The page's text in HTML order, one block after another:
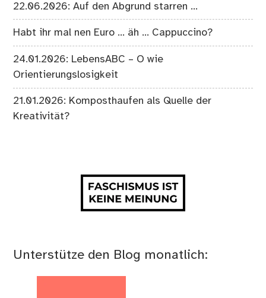
22.06.2026: Auf den Abgrund starren …
Habt ihr mal nen Euro … äh … Cappuccino?
24.01.2026: LebensABC – O wie
Orientierungslosigkeit
21.01.2026: Komposthaufen als Quelle der
Kreativität?
Unterstütze den Blog monatlich: